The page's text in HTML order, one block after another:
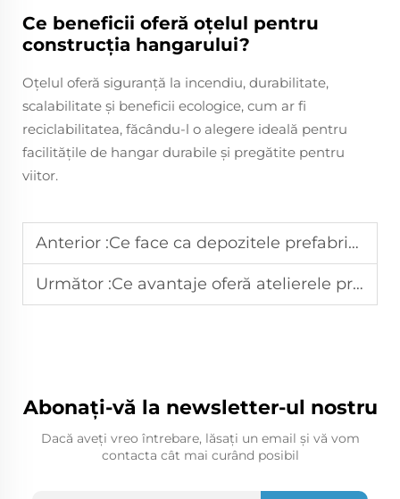
Ce beneficii oferă oțelul pentru
construcția hangarului?
Oțelul oferă siguranță la incendiu, durabilitate,
scalabilitate și beneficii ecologice, cum ar fi
reciclabilitatea, făcându-l o alegere ideală pentru
facilitățile de hangar durabile și pregătite pentru
viitor.
Anterior :Ce face ca depozitele prefabricate să fie ideale pentru stocarea logistică industrială?
Următor :Ce avantaje oferă atelierele prefabricate pentru producția industrială?
Abonați-vă la newsletter-ul nostru
Dacă aveți vreo întrebare, lăsați un email și vă vom
contacta cât mai curând posibil